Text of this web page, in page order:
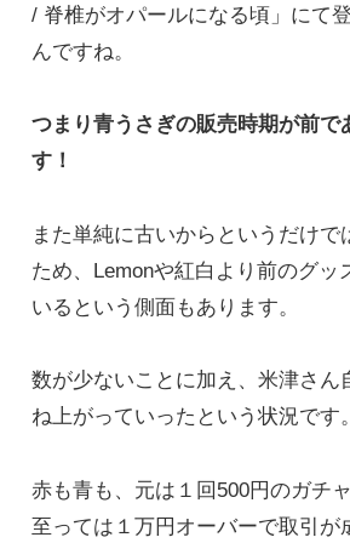
/ 脊椎がオパールになる頃」にて
んですね。
つまり青うさぎの販売時期が前
す！
また単純に古いからというだけ
ため、Lemonや紅白より前のグ
いるという側面もあります。
数が少ないことに加え、米津さ
ね上がっていったという状況です
赤も青も、元は１回500円のガチ
至っては１万円オーバーで取引